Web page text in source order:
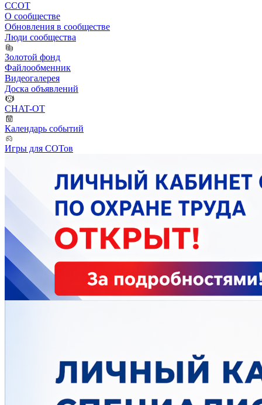
ССОТ
О сообществе
Обновления в сообществе
Люди сообщества
Золотой фонд
Файлообменник
Видеогалерея
Доска объявлений
CHAT-OT
Календарь событий
Игры для СОТов